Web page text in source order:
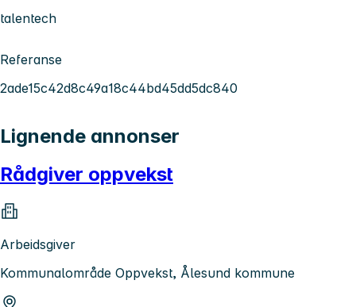
talentech
Referanse
2ade15c42d8c49a18c44bd45dd5dc840
Lignende annonser
Rådgiver oppvekst
Arbeidsgiver
Kommunalområde Oppvekst, Ålesund kommune